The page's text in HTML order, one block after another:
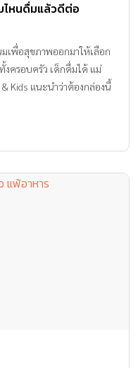
ไหนดื่มแล้วดีต่อ
เพื่อสุขภาพออกมาให้เลือก
ครอบครัว เด็กดื่มได้ แม่
Kids แนะนำว่าต้องกล่องนี้
ดี ร่างกายก็แข็งแรง…
ก การจะทำให้ระบบเซลล์
ผิวพรรณ หน้าตาสดใส
กโภชนาการสารอาหารที่รับ